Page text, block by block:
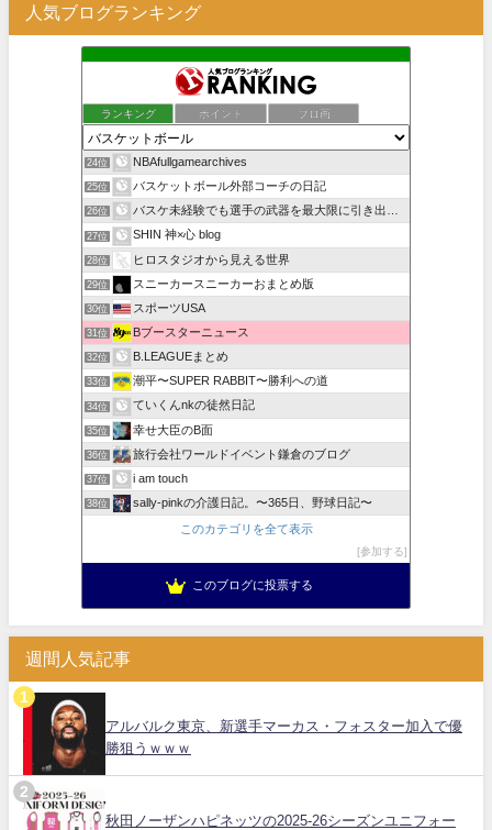
人気ブログランキング
ランキング ポイント ブロ画
24位 NBAfullgamearchives
25位 バスケットボール外部コーチの日記
26位 バスケ未経験でも選手の武器を最大限に引き出すことで試合に勝…
27位 SHIN 神×心 blog
28位 ヒロスタジオから見える世界
29位 スニーカースニーカーおまとめ版
30位 スポーツUSA
31位 Bブースターニュース
32位 B.LEAGUEまとめ
33位 潮平〜SUPER RABBIT〜勝利への道
34位 ていくんnkの徒然日記
35位 幸せ大臣のB面
36位 旅行会社ワールドイベント鎌倉のブログ
37位 i am touch
38位 sally-pinkの介護日記。〜365日、野球日記〜
このカテゴリを全て表示
参加する
このブログに投票する
週間人気記事
アルバルク東京、新選手マーカス・フォスター加入で優
勝狙うｗｗｗ
秋田ノーザンハピネッツの2025-26シーズンユニフォー